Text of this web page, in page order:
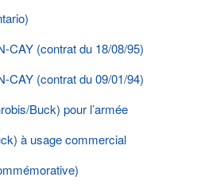
CAY (contrat du 18/08/95)
CAY (contrat du 09/01/94)
Buck) pour l’armée
à usage commercial